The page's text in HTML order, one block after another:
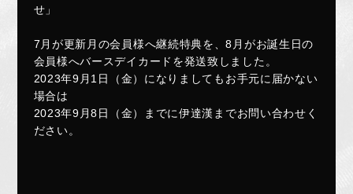
GOODS
伊達漢
CONTACT
せ」
7月が更新月の会員様へ継続特典を、8月がお誕生日の
会員様へバースデイカードを発送致しました。
2023年9月1日（金）になりましてもお手元に届かない
場合は
2023年9月8日（金）までに伊達漢までお問い合わせく
ださい。